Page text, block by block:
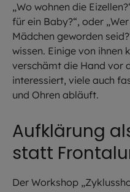
„Wo wohnen die
für ein Baby?“, oder
Mädchen geworden
wissen. Einige von ihnen
verschämt die Hand vor
interessiert, viele auch
und Ohren abläuft.
Aufklärung
statt
Der Workshop